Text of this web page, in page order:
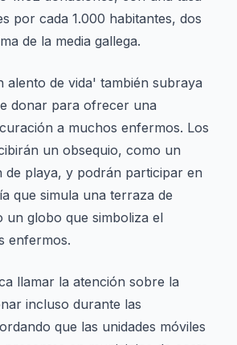
por cada 1.000 habitantes, dos
de la media gallega.
alento de vida' también subraya
donar para ofrecer una
a muchos enfermos. Los
un obsequio, como un
de playa, y podrán participar en
que simula una terraza de
un globo que simboliza el
enfermos.
llamar la atención sobre la
incluso durante las
que las unidades móviles